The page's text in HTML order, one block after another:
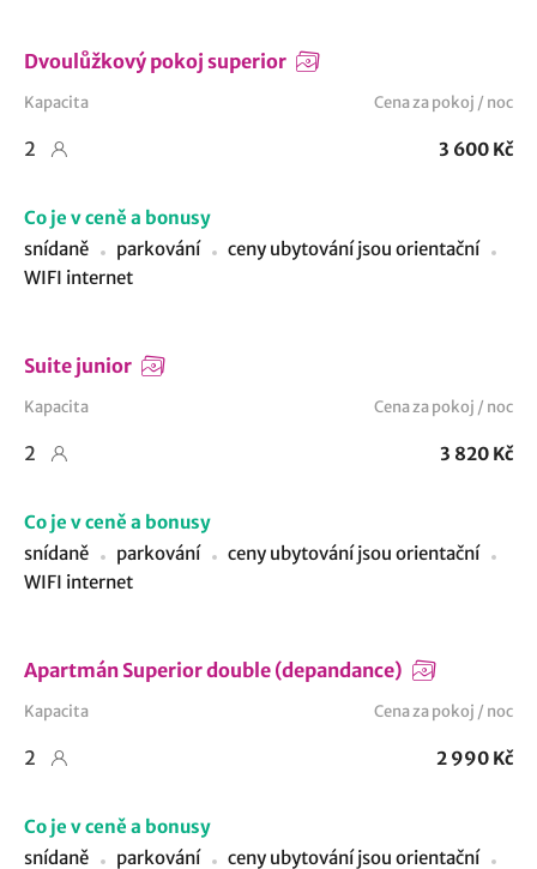
Dvoulůžkový pokoj superior
Kapacita Cena za pokoj / noc
2 3 600 Kč
Co je v ceně a bonusy
snídaně
parkování
ceny ubytování jsou orientační
WIFI internet
Suite junior
Kapacita Cena za pokoj / noc
2 3 820 Kč
Co je v ceně a bonusy
snídaně
parkování
ceny ubytování jsou orientační
WIFI internet
Apartmán Superior double (depandance)
Kapacita Cena za pokoj / noc
2 2 990 Kč
Co je v ceně a bonusy
snídaně
parkování ceny ubytování jsou orientační